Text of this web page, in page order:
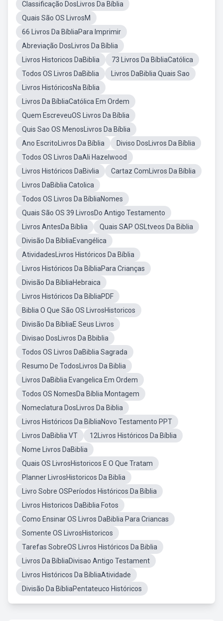
Classificação DosLivros Da Bíblia
Quais São OS LivrosM
66 Livros Da BíbliaPara Imprimir
Abreviação DosLivros Da Bíblia
Livros Historicos DaBiblia
73 Livros Da BíbliaCatólica
Todos OS Livros DaBiblia
Livros DaBiblia Quais Sao
Livros HistóricosNa Bíblia
Livros Da BíbliaCatólica Em Ordem
Quem EscreveuOS Livros Da Bíblia
Quis Sao OS MenosLivros Da Bíblia
Ano EscritoLivros Da Bíblia
Diviso DosLivros Da Bíblia
Todos OS Livros DaAli Hazelwood
Livros Históricos DaBivlia
Cartaz ComLivros Da Bíblia
Livros DaBiblia Catolica
Todos OS Livros Da BíbliaNomes
Quais São OS 39 LivrosDo Antigo Testamento
Livros AntesDa Bíblia
Quais SAP OSLtveos Da Biblia
Divisão Da BíbliaEvangélica
AtividadesLivros Históricos Da Bíblia
Livros Históricos Da BíbliaPara Crianças
Divisão Da BíbliaHebraica
Livros Históricos Da BíbliaPDF
Biblia O Que São OS LivrosHistoricos
Divisão Da BíbliaE Seus Livros
Divisao DosLivros Da Bbiblia
Todos OS Livros DaBiblia Sagrada
Resumo De TodosLivros Da Biblia
Livros DaBiblia Evangelica Em Ordem
Todos OS NomesDa Bíblia Montagem
Nomeclatura DosLivros Da Biblia
Livros Históricos Da BíbliaNovo Testamento PPT
Livros DaBiblia VT
12Livros Históricos Da Bíblia
Nome Livros DaBiblia
Quais OS LivrosHistoricos E O Que Tratam
Planner LivrosHistoricos Da Biblia
Livro Sobre OSPeríodos Históricos Da Bíblia
Livros Historicos DaBiblia Fotos
Como Ensinar OS Livros DaBiblia Para Criancas
Somente OS LivrosHistoricos
Tarefas SobreOS Livros Históricos Da Biblia
Livros Da BíbliaDivisao Antigo Testament
Livros Históricos Da BíbliaAtividade
Divisão Da BíbliaPentateuco Históricos